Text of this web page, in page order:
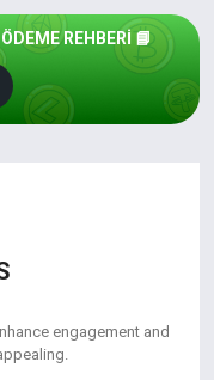
REHBERI 📘
engagement and